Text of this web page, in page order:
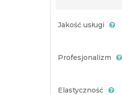
Jakość usługi
Profesjonalizm
Elastyczność